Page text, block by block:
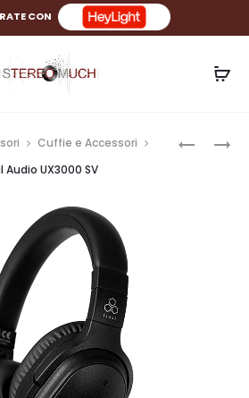
CON
Cuffie e Accessori
Audio UX3000 SV